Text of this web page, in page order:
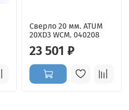
Сверло 20 мм. ATUM
20XD3 WCM. 040208
23 501 ₽